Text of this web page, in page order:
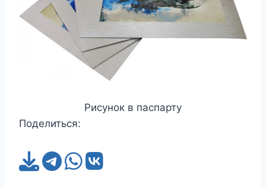
Рисунок в паспарту
Поделиться: